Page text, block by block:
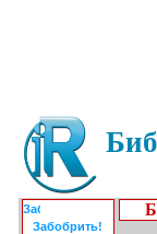
Забобрить!